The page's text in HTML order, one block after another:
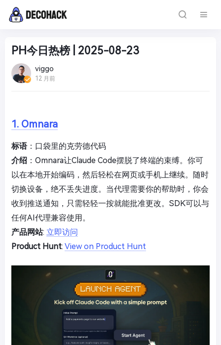
PH今日热榜 | 2025-08-23
viggo
12 月前
1. Omnara
标语：口袋里的克劳德代码
介绍 ：Omnara让Claude Code摆脱了终端的束缚。你可
以在本地开始编码，然后轻松在网页或手机上继续。随时
切换设备，绝不丢失进度。当代理需要你的帮助时，你会
收到推送通知，只需轻轻一按就能批准更改。SDK可以与
任何AI代理兼容使用。
产品网站: 立即访问
Product Hunt: View on Product Hunt